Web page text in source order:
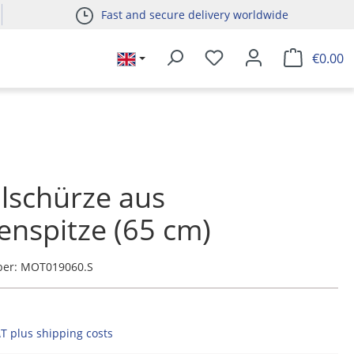
Fast and secure delivery worldwide
€0.00
aus
(65 cm)
MOT019060.S
plus shipping costs